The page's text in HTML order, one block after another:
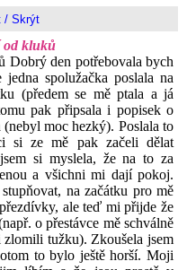
od kluků
Dobrý den potřebovala bych
jedna spolužačka poslala na
(předem se mě ptala a já
pak připsala i popisek o
(nebyl moc hezký). Poslala to
si ze mě pak začeli dělat
si myslela, že na to za
a všichni mi dají pokoj.
na začátku pro mě
ale teď mi přijde že
o přestávce mě schválně
tužku). Zkoušela jsem
to bylo ještě horší. Moji